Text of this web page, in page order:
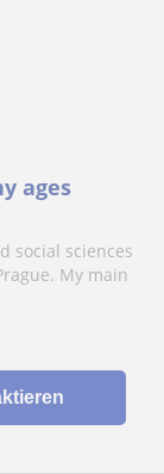
ages
social sciences
My main